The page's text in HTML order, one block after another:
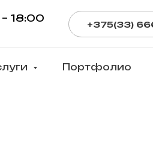
18:00
+375(33)
Портфолио